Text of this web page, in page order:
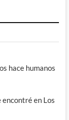
hace humanos
en Los